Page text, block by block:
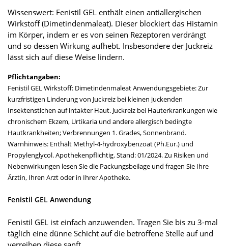
Wissenswert: Fenistil GEL enthält einen antiallergischen
Wirkstoff (Dimetindenmaleat). Dieser blockiert das Histamin
im Körper, indem er es von seinen Rezeptoren verdrängt
und so dessen Wirkung aufhebt. Insbesondere der Juckreiz
lässt sich auf diese Weise lindern.
Pflichtangaben:
Fenistil GEL Wirkstoff: Dimetindenmaleat Anwendungsgebiete: Zur
kurzfristigen Linderung von Juckreiz bei kleinen juckenden
Insektenstichen auf intakter Haut. Juckreiz bei Hauterkrankungen wie
chronischem Ekzem, Urtikaria und andere allergisch bedingte
Hautkrankheiten; Verbrennungen 1. Grades, Sonnenbrand.
Warnhinweis: Enthält Methyl-4-hydroxybenzoat (Ph.Eur.) und
Propylenglycol. Apothekenpflichtig. Stand: 01/2024. Zu Risiken und
Nebenwirkungen lesen Sie die Packungsbeilage und fragen Sie Ihre
Ärztin, Ihren Arzt oder in Ihrer Apotheke.
Fenistil GEL Anwendung
Fenistil GEL ist einfach anzuwenden. Tragen Sie bis zu 3-mal
täglich eine dünne Schicht auf die betroffene Stelle auf und